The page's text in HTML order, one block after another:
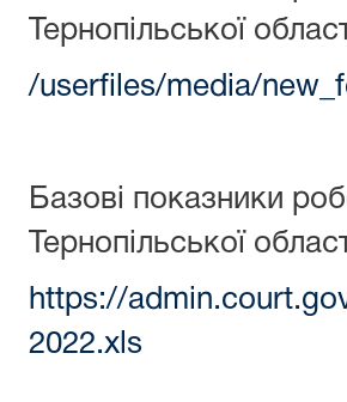
Тернопільської
/userfiles/media/
Базові показники
Тернопільської
https://
2022.xls